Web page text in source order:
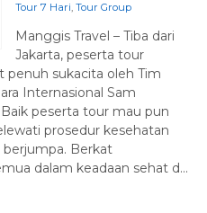
Tour 7 Hari, Tour Group
Manggis Travel – Tiba dari
Jakarta, peserta tour
penuh sukacita oleh Tim
Internasional Sam
Baik peserta tour mau pun
prosedur kesehatan
Berkat
dalam keadaan sehat d...